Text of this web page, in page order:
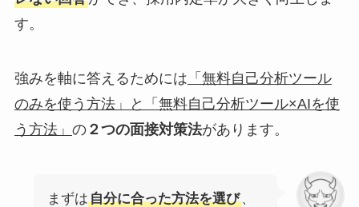
す。
強みを軸に答えるためには 「無料自己分析ツール
のみを使う方法」と「無料自己分析ツール×AIを使
う方法」 の２つの面接対策法があります。
まずは自分に合った方法を選び、